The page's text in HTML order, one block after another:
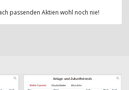
passenden Aktien wohl noch nie!